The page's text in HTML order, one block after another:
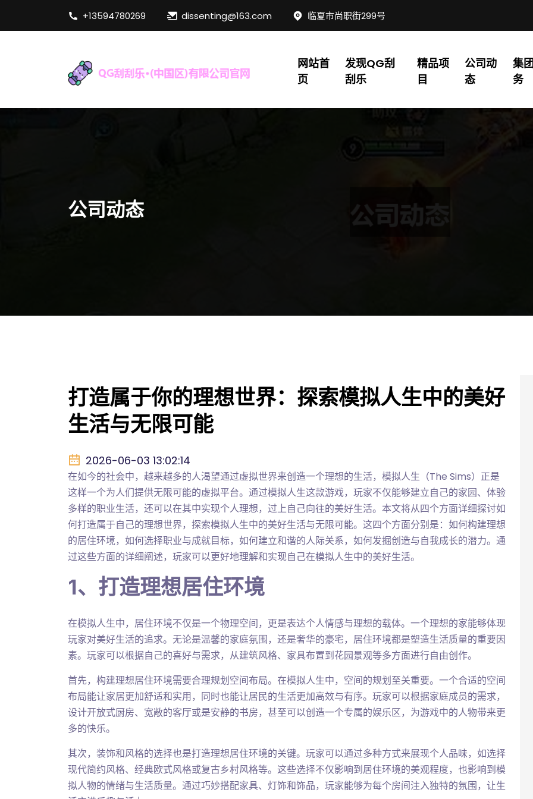
+13594780269 dissenting@163.com 临夏市尚职街299号
网站首
页
发现QG刮
刮乐
精品项
目
公司动
态
集
务
公司动态
打造属于你的理想世界：探索模拟人生中的美好
生活与无限可能
2026-06-03 13:02:14
在如今的社会中，越来越多的人渴望通过虚拟世界来创造一个理想的生活，模拟人生（The Sims）正是
这样一个为人们提供无限可能的虚拟平台。通过模拟人生这款游戏，玩家不仅能够建立自己的家园、体验
多样的职业生活，还可以在其中实现个人理想，过上自己向往的美好生活。本文将从四个方面详细探讨如
何打造属于自己的理想世界，探索模拟人生中的美好生活与无限可能。这四个方面分别是：如何构建理想
的居住环境，如何选择职业与成就目标，如何建立和谐的人际关系，如何发掘创造与自我成长的潜力。通
过这些方面的详细阐述，玩家可以更好地理解和实现自己在模拟人生中的美好生活。
1、打造理想居住环境
在模拟人生中，居住环境不仅是一个物理空间，更是表达个人情感与理想的载体。一个理想的家能够体现
玩家对美好生活的追求。无论是温馨的家庭氛围，还是奢华的豪宅，居住环境都是塑造生活质量的重要因
素。玩家可以根据自己的喜好与需求，从建筑风格、家具布置到花园景观等多方面进行自由创作。
首先，构建理想居住环境需要合理规划空间布局。在模拟人生中，空间的规划至关重要。一个合适的空间
布局能让家居更加舒适和实用，同时也能让居民的生活更加高效与有序。玩家可以根据家庭成员的需求，
设计开放式厨房、宽敞的客厅或是安静的书房，甚至可以创造一个专属的娱乐区，为游戏中的人物带来更
多的快乐。
其次，装饰和风格的选择也是打造理想居住环境的关键。玩家可以通过多种方式来展现个人品味，如选择
现代简约风格、经典欧式风格或复古乡村风格等。这些选择不仅影响到居住环境的美观程度，也影响到模
拟人物的情绪与生活质量。通过巧妙搭配家具、灯饰和饰品，玩家能够为每个房间注入独特的氛围，让生